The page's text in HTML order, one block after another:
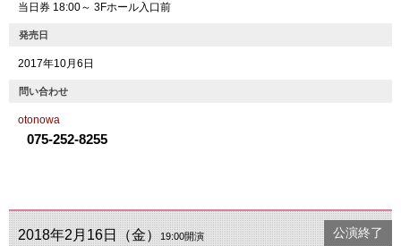
当日券 18:00～ 3Fホール入口前
発売日
2017年10月6日
問い合わせ
otonowa
075-252-8255
2018年2月16日（金）19:00開演 公演終了